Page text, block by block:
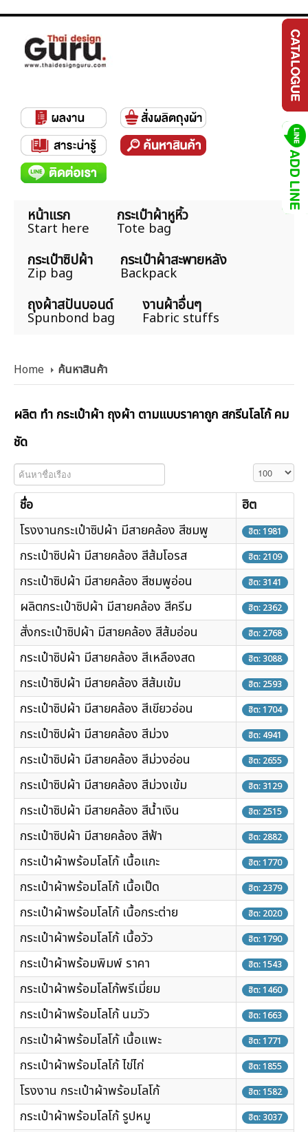
หน้าแรก
Start here
กระเป๋าผ้าหูหิ้ว
Tote bag
กระเป๋าซิปผ้า
Zip bag
กระเป๋าผ้าสะพายหลัง
Backpack
ถุงผ้าสปันบอนด์
Spunbond bag
งานผ้าอื่นๆ
Fabric stuffs
Home ค้นหาสินค้า
ผลิต ทำ กระเป๋าผ้า ถุงผ้า ตามแบบราคาถูก สกรีนโลโก้ คม
ชัด
ค้นหาชื่อเรือง แสดง #
ชื่อ
ฮิต
โรงงานกระเป๋าซิปผ้า มีสายคล้อง สีชมพู
ฮิต: 1981
กระเป๋าซิปผ้า มีสายคล้อง สีส้มโอรส ฮิต: 2109
กระเป๋าซิปผ้า มีสายคล้อง สีชมพูอ่อน ฮิต: 3141
ผลิตกระเป๋าซิปผ้า มีสายคล้อง สีครีม ฮิต: 2362
สั่งกระเป๋าซิปผ้า มีสายคล้อง สีส้มอ่อน ฮิต: 2768
กระเป๋าซิปผ้า มีสายคล้อง สีเหลืองสด ฮิต: 3088
กระเป๋าซิปผ้า มีสายคล้อง สีส้มเข้ม ฮิต: 2593
กระเป๋าซิปผ้า มีสายคล้อง สีเขียวอ่อน ฮิต: 1704
กระเป๋าซิปผ้า มีสายคล้อง สีม่วง ฮิต: 4941
กระเป๋าซิปผ้า มีสายคล้อง สีม่วงอ่อน ฮิต: 2655
กระเป๋าซิปผ้า มีสายคล้อง สีม่วงเข้ม ฮิต: 3129
กระเป๋าซิปผ้า มีสายคล้อง สีน้ำเงิน ฮิต: 2515
กระเป๋าซิปผ้า มีสายคล้อง สีฟ้า ฮิต: 2882
กระเป๋าผ้าพร้อมโลโก้ เนื้อแกะ ฮิต: 1770
กระเป๋าผ้าพร้อมโลโก้ เนื้อเป็ด ฮิต: 2379
กระเป๋าผ้าพร้อมโลโก้ เนื้อกระต่าย ฮิต: 2020
กระเป๋าผ้าพร้อมโลโก้ เนื้อวัว ฮิต: 1790
กระเป๋าผ้าพร้อมพิมพ์ ราคา ฮิต: 1543
กระเป๋าผ้าพร้อมโลโก้พรีเมี่ยม ฮิต: 1460
กระเป๋าผ้าพร้อมโลโก้ นมวัว ฮิต: 1663
กระเป๋าผ้าพร้อมโลโก้ เนื้อแพะ ฮิต: 1771
กระเป๋าผ้าพร้อมโลโก้ ไข่ไก่ ฮิต: 1855
โรงงาน กระเป๋าผ้าพร้อมโลโก้ ฮิต: 1582
กระเป๋าผ้าพร้อมโลโก้ รูปหมู ฮิต: 3037